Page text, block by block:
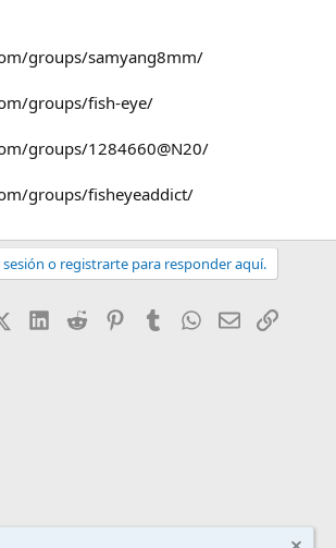
groups/samyang8mm/
groups/fish-eye/
groups/1284660@N20/
groups/fisheyeaddict/
sesión o registrarte para responder aquí.
X (Twitter)
LinkedIn
Reddit PinterestTumblr WhatsApp
EmailEnlace